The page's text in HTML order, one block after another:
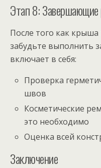
Этап 8:
После того как
забудьте выполнить
включает в себя:
Проверка
швов
Косметические
это необходимо
Оценка всей
Заключение